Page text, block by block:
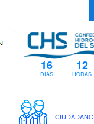
16
DÍAS
12
HORAS
CIUDADANO